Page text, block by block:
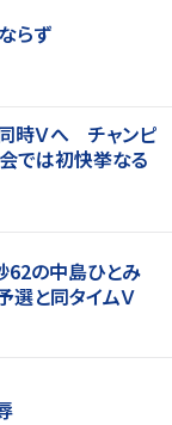
らず
同時Ｖへ チャンピ
では初快挙なる
62の中島ひとみ
選と同タイムＶ